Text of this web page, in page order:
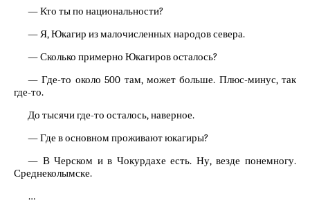
— Кто ты по национальности?
— Я, Юкагир из малочисленных народов севера.
— Сколько примерно Юкагиров осталось?
— Где-то около 500 там, может больше. Плюс-минус, так
где-то.
До тысячи где-то осталось, наверное.
— Где в основном проживают юкагиры?
— В Черском и в Чокурдахе есть. Ну, везде понемногу.
Среднеколымске.
…